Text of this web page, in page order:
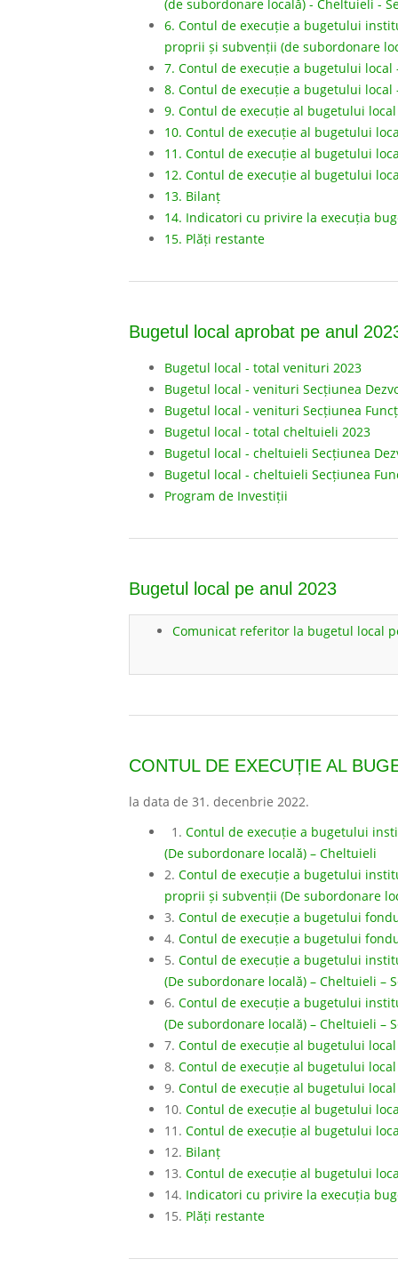
(de subordonare locală) - Cheltuieli -
6. Contul de execuție a bugetului
proprii și subvenții (de subordonare
7. Contul de execuție a bugetului local
8. Contul de execuție a bugetului
9. Contul de execuție al bugetului
10. Contul de execuție al bugetului
11. Contul de execuție al bugetului
12. Contul de execuție al bugetului
13. Bilanț
14. Indicatori cu privire la execuția
15. Plăți restante
Bugetul local aprobat pe anul
Bugetul local - total venituri 2023
Bugetul local - venituri Secțiunea
Bugetul local - venituri Secțiunea
Bugetul local - total cheltuieli 2023
Bugetul local - cheltuieli Secțiunea
Bugetul local - cheltuieli Secțiunea
Program de Investiții
Bugetul local pe anul 2023
Comunicat referitor la bugetul local
CONTUL DE EXECUȚIE AL
la data de 31. decenbrie 2022.
1. Contul de execuție a bugetului
(De subordonare locală) – Cheltuieli
2. Contul de execuție a bugetului
proprii și subvenții (De subordonare
3. Contul de execuție a bugetului
4. Contul de execuție a bugetului
5. Contul de execuție a bugetului
(De subordonare locală) – Cheltuieli –
6. Contul de execuție a bugetului
(De subordonare locală) – Cheltuieli –
7. Contul de execuție al bugetului
8. Contul de execuție al bugetului
9. Contul de execuție al bugetului
10. Contul de execuție al bugetului
11. Contul de execuție al bugetului
12. Bilanț
13. Contul de execuție al bugetului
14. Indicatori cu privire la execuția
15. Plăți restante